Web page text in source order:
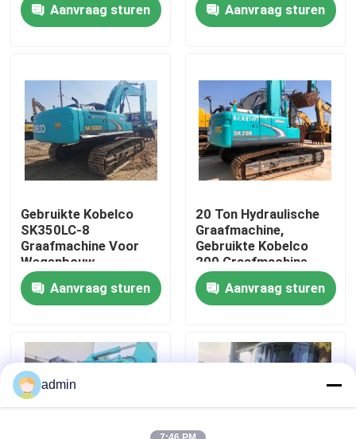
Producten
Video's
Over ons
Fabriekstocht
Kwaliteitscontrole
Neem contact met ons op
Wegenbouwmachines
Gebruikte bouwmachines
Aanvraag sturen
Aanvraag sturen
Gebruikte Kobelco
SK350LC-8
Graafmachine Voor
Wegenbouw
Aanvraag sturen
20 Ton Hydraulische
Graafmachine,
Gebruikte Kobelco
200 Graafmachine
voor Wegenbouw
Aanvraag sturen
admin